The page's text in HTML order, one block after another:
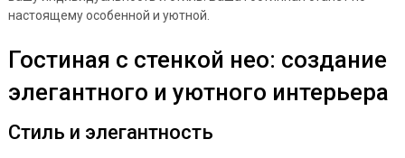
настоящему особенной и уютной.
Гостиная с стенкой нео: создание
элегантного и уютного интерьера
Стиль и элегантность